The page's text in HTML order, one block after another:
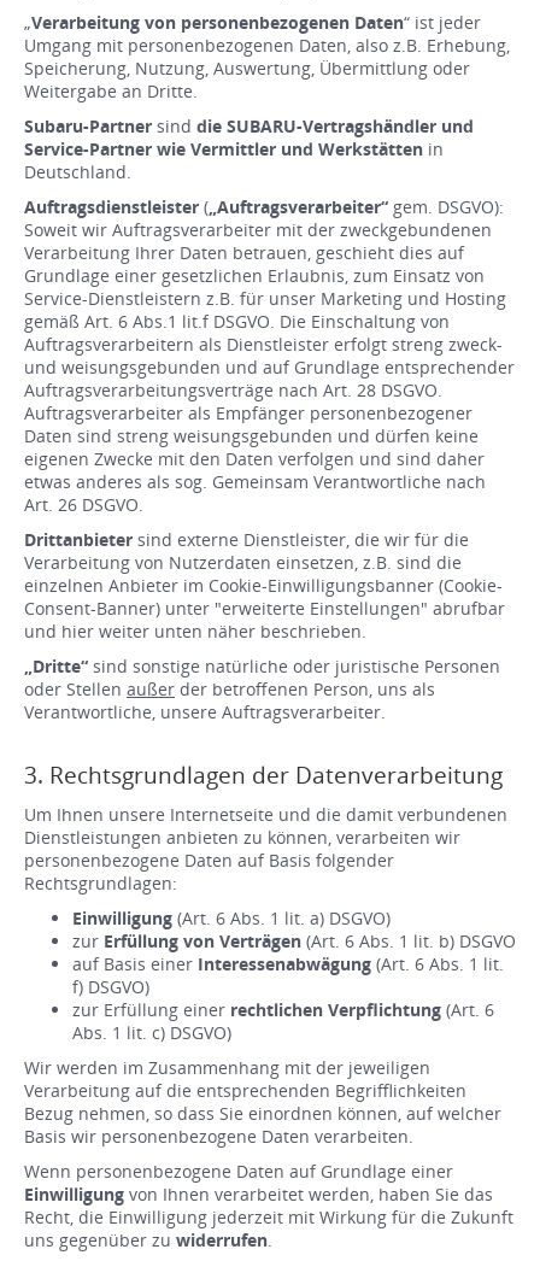
„Verarbeitung von personenbezogenen Daten“ ist jeder
Umgang mit personenbezogenen Daten, also z.B. Erhebung,
Speicherung, Nutzung, Auswertung, Übermittlung oder
Weitergabe an Dritte.
Subaru-Partner sind die SUBARU-Vertragshändler und
Service-Partner wie Vermittler und Werkstätten in
Deutschland.
Auftragsdienstleister ( „Auftragsverarbeiter“ gem. DSGVO):
Soweit wir Auftragsverarbeiter mit der zweckgebundenen
Verarbeitung Ihrer Daten betrauen, geschieht dies auf
Grundlage einer gesetzlichen Erlaubnis, zum Einsatz von
Service-Dienstleistern z.B. für unser Marketing und Hosting
gemäß Art. 6 Abs.1 lit.f DSGVO. Die Einschaltung von
Auftragsverarbeitern als Dienstleister erfolgt streng zweck-
und weisungsgebunden und auf Grundlage entsprechender
Auftragsverarbeitungsverträge nach Art. 28 DSGVO.
Auftragsverarbeiter als Empfänger personenbezogener
Daten sind streng weisungsgebunden und dürfen keine
eigenen Zwecke mit den Daten verfolgen und sind daher
etwas anderes als sog. Gemeinsam Verantwortliche nach
Art. 26 DSGVO.
Drittanbieter sind externe Dienstleister, die wir für die
Verarbeitung von Nutzerdaten einsetzen, z.B. sind die
einzelnen Anbieter im Cookie-Einwilligungsbanner (Cookie-
Consent-Banner) unter "erweiterte Einstellungen" abrufbar
und hier weiter unten näher beschrieben.
„Dritte“ sind sonstige natürliche oder juristische Personen
oder Stellen außer der betroffenen Person, uns als
Verantwortliche, unsere Auftragsverarbeiter.
3. Rechtsgrundlagen der Datenverarbeitung
Um Ihnen unsere Internetseite und die damit verbundenen
Dienstleistungen anbieten zu können, verarbeiten wir
personenbezogene Daten auf Basis folgender
Rechtsgrundlagen:
Einwilligung (Art. 6 Abs. 1 lit. a) DSGVO)
zur Erfüllung von Verträgen (Art. 6 Abs. 1 lit. b) DSGVO
auf Basis einer Interessenabwägung (Art. 6 Abs. 1 lit.
f) DSGVO)
zur Erfüllung einer rechtlichen Verpflichtung (Art. 6
Abs. 1 lit. c) DSGVO)
Wir werden im Zusammenhang mit der jeweiligen
Verarbeitung auf die entsprechenden Begrifflichkeiten
Bezug nehmen, so dass Sie einordnen können, auf welcher
Basis wir personenbezogene Daten verarbeiten.
Wenn personenbezogene Daten auf Grundlage einer
Einwilligung von Ihnen verarbeitet werden, haben Sie das
Recht, die Einwilligung jederzeit mit Wirkung für die Zukunft
uns gegenüber zu widerrufen